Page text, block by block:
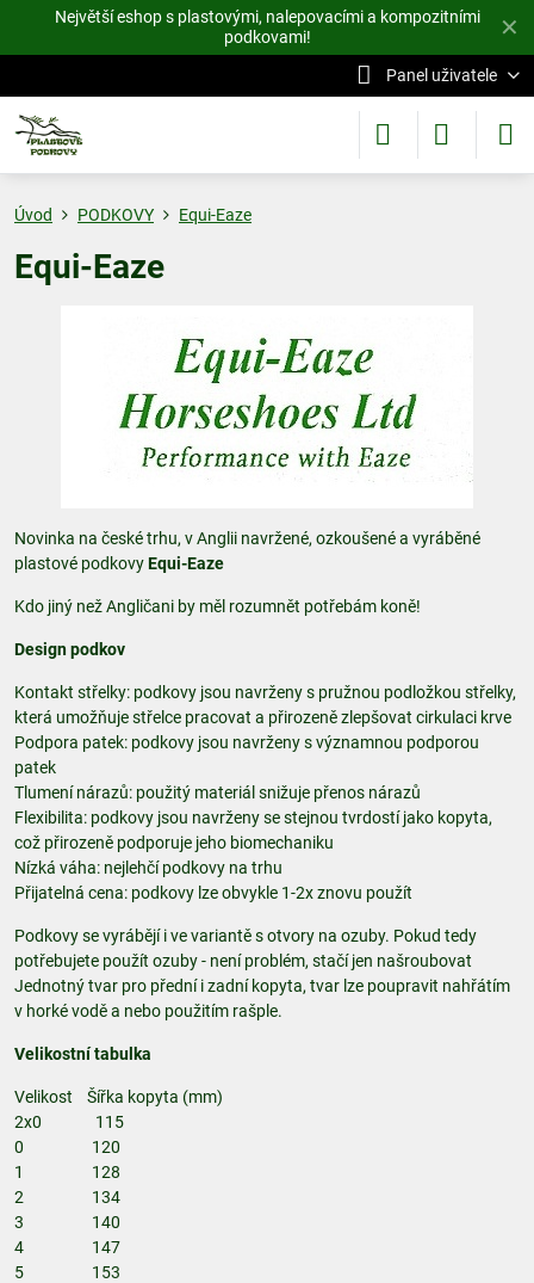
✕
Největší eshop s plastovými, nalepovacími a kompozitními
podkovami!
Panel uživatele
Úvod PODKOVY Equi-Eaze
Equi-Eaze
Novinka na české trhu, v Anglii navržené, ozkoušené a vyráběné
plastové podkovyEqui-Eaze
Kdo jiný než Angličani by měl rozumnět potřebám koně!
Design podkov
Kontakt střelky: podkovy jsou navrženy s pružnou podložkou střelky,
která umožňuje střelce pracovat a přirozeně zlepšovat cirkulaci krve
Podpora patek: podkovy jsou navrženy s významnou podporou
patek
Tlumení nárazů: použitý materiál snižuje přenos nárazů
Flexibilita: podkovy jsou navrženy se stejnou tvrdostí jako kopyta,
což přirozeně podporuje jeho biomechaniku
Nízká váha: nejlehčí podkovy na trhu
Přijatelná cena: podkovy lze obvykle 1-2x znovu použít
Podkovy se vyrábějí i ve variantě s otvory na ozuby. Pokud tedy
potřebujete použít ozuby - není problém, stačí jen našroubovat
Jednotný tvar pro přední i zadní kopyta, tvar lze poupravit nahřátím
v horké vodě a nebo použitím rašple.
Velikostní tabulka
Velikost Šířka kopyta (mm)
2x0 115
0 120
1 128
2 134
3 140
4 147
5 153